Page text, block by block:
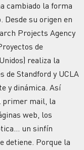
cambiado la forma
Desde su origen en
Projects Agency
de
realiza la
de Standford y UCLA
y dinámica. Así
primer mail, la
web, los
un sinfín
detiene. Porque la